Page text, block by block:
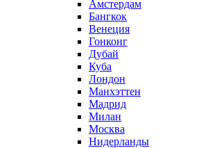
Амстердам
Бангкок
Венеция
Гонконг
Дубай
Куба
Лондон
Манхэттен
Мадрид
Милан
Москва
Нидерланды